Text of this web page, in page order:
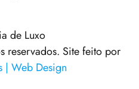
de Luxo
reservados. Site feito por
| Web Design